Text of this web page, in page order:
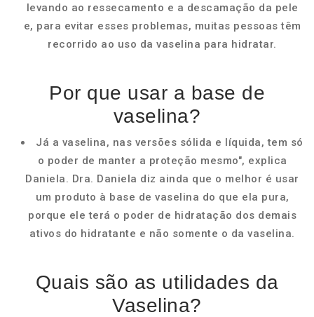
levando ao ressecamento e a descamação da pele
e, para evitar esses problemas, muitas pessoas têm
recorrido ao uso da vaselina para hidratar.
Por que usar a base de
vaselina?
Já a vaselina, nas versões sólida e líquida, tem só
o poder de manter a proteção mesmo", explica
Daniela. Dra. Daniela diz ainda que o melhor é usar
um produto à base de vaselina do que ela pura,
porque ele terá o poder de hidratação dos demais
ativos do hidratante e não somente o da vaselina.
Quais são as utilidades da
Vaselina?